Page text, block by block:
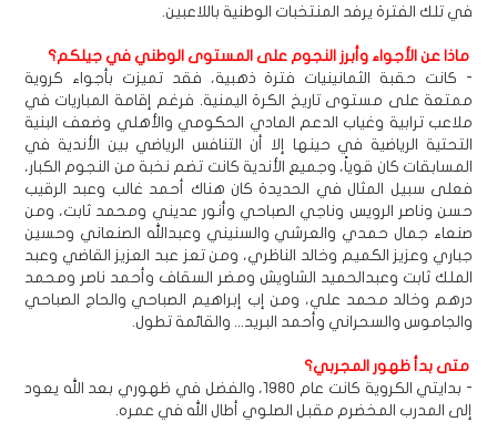
في تلك الفترة يرفد المنتخبات الوطنية باللاعبين.
ماذا عن الأجواء وأبرز النجوم على المستوى الوطني في جيلكم؟
- كانت حقبة الثمانينيات فترة ذهبية، فقد تميزت بأجواء كروية
ممتعة على مستوى تاريخ الكرة اليمنية. فرغم إقامة المباريات في
ملاعب ترابية وغياب الدعم المادي الحكومي والأهلي وضعف البنية
التحتية الرياضية في حينها إلا أن التنافس الرياضي بين الأندية في
المسابقات كان قوياً، وجميع الأندية كانت تضم نخبة من النجوم الكبار،
فعلى سبيل المثال في الحديدة كان هناك أحمد غالب وعبد الرقيب
حسن وناصر الرويس وناجي الصباحي وأنور عديني ومحمد ثابت، ومن
صنعاء جمال حمدي والعرشي والسنيني وعبدالله الصنعاني وحسين
جباري وعزيز الكميم وخالد الناظري، ومن تعز عبد العزيز القاضي وعبد
الملك ثابت وعبدالحميد الشاويش ومضر السقاف وأحمد ناصر ومحمد
درهم وخالد محمد علي، ومن إب إبراهيم الصباحي والحاج الصباحي
والجاموس والسحراني وأحمد البريد... والقائمة تطول.
متى بدأ ظهور المجربي؟
- بدايتي الكروية كانت عام 1980، والفضل في ظهوري بعد الله يعود
إلى المدرب المخضرم مقبل الصلوي أطال الله في عمره.